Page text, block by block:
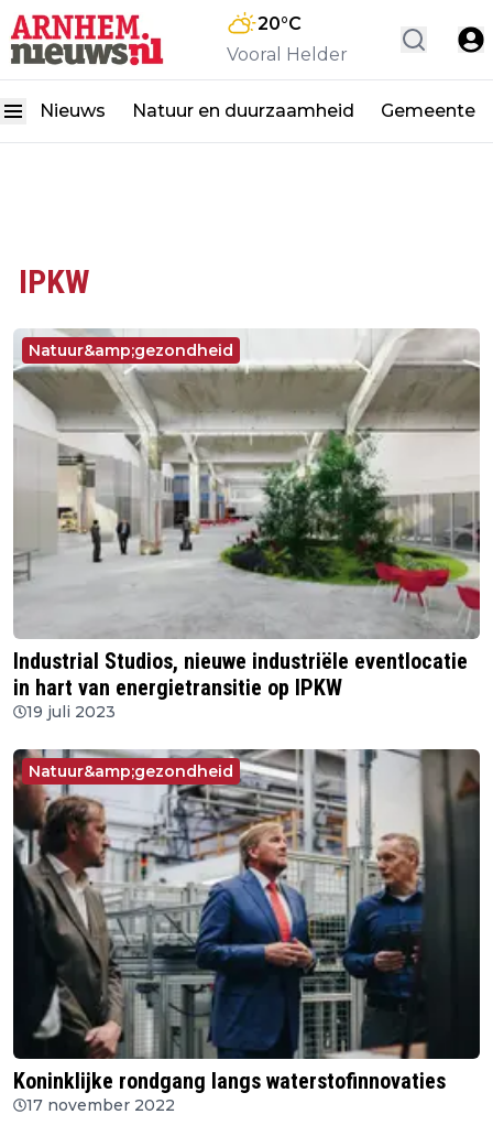
20°C
Vooral Helder
Nieuws Natuur en duurzaamheid Gemeente
IPKW
Natuur&amp;gezondheid
Industrial Studios, nieuwe industriële eventlocatie
in hart van energietransitie op IPKW
19 juli 2023
Natuur&amp;gezondheid
Koninklijke rondgang langs waterstofinnovaties
17 november 2022